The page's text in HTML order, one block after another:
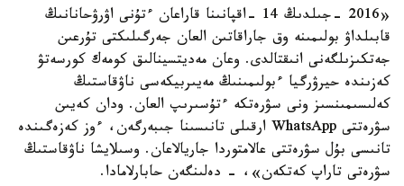
«2016 -جىلدىڭ 14 -اقپانىنا قاراعان ءتۇنى اۋرۋحانانىڭ
قابىلداۋ بولىمىنە وق جاراقاتىن العان جەرگىلىكتى تۇرعىن
جەتكىزىلگەنى انىقتالدى. وعان مەديتسينالىق كومەك كورسەتۋ
كەزىندە حيرۋرگيا ءبولىمىنىڭ مەيىربيكەسى ناۋقاستىڭ
كەلىسىمىنسىز ونى سۋرەتكە ءتۇسىرىپ العان. ودان كەيىن
سۋرەتتى WhatsApp ارقىلى تانىسىنا جىبەرگەن، ءوز كەزەگىندە
تانىسى بۇل سۋرەتتى عالامتوردا جاريالاعان. وسىلايشا ناۋقاستىڭ
سۋرەتى تاراپ كەتكەن»، - دەلىنگەن حابارلامادا.